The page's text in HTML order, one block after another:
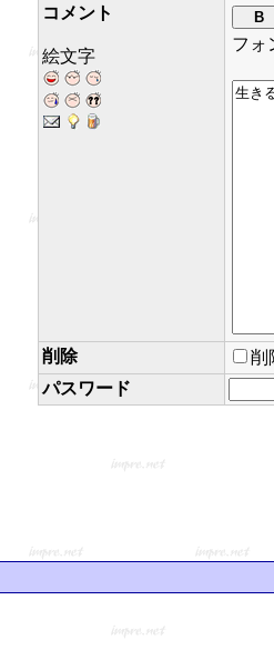
コメント
絵文字
フォ
削除
削
パスワード